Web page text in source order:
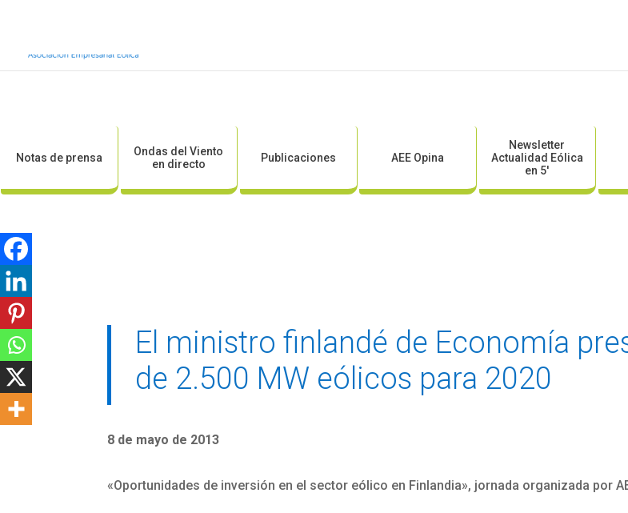
Notas de prensa
Ondas del Viento
en directo
Publicaciones AEE Opina
Newsletter
Actualidad Eólica
en 5′
El ministro finlandé de Economía
de 2.500 MW eólicos para 2020
8 de mayo de 2013
«Oportunidades de inversión en el sector eólico en Finlandia», jornada organizada por